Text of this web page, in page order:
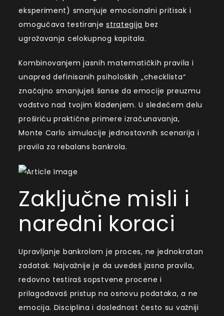
eksperiment) smanjuje emocionalni pritisak i
omogućava testiranjestrategija bez
ugrožavanja celokupnog kapitala.
Kombinovanjem jasnih matematičkih pravila i
unapred definisanih psiholoških „checklista“
značajno smanjuješ šanse da emocije preuzmu
vođstvo nad tvojim klađenjem. U sledećem delu
proširiću praktične primere izračunavanja,
Monte Carlo simulacije jednostavnih scenarija i
pravila za rebalans bankrola.
Zaključne misli i
naredni koraci
Upravljanje bankrolom je proces, ne jednokratan
zadatak. Najvažnije je da uvedeš jasna pravila,
redovno testiraš sopstvene procene i
prilagođavaš pristup na osnovu podataka, a ne
emocija. Disciplina i doslednost često su važniji